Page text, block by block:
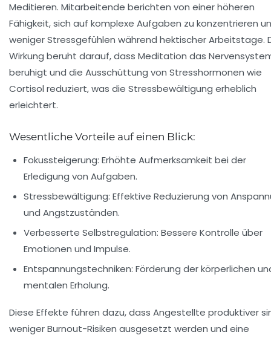
Meditieren. Mitarbeitende berichten von einer höheren
Fähigkeit, sich auf komplexe Aufgaben zu konzentrieren
weniger Stressgefühlen während hektischer Arbeitstage.
Wirkung beruht darauf, dass Meditation das
beruhigt und die Ausschüttung von Stresshormonen wie
Cortisol reduziert, was die Stressbewältigung erheblich
erleichtert.
Wesentliche Vorteile auf einen Blick:
Fokussteigerung: Erhöhte Aufmerksamkeit bei der
Erledigung von Aufgaben.
Stressbewältigung: Effektive Reduzierung von
und Angstzuständen.
Verbesserte Selbstregulation: Bessere Kontrolle über
Emotionen und Impulse.
Entspannungstechniken: Förderung der körperlichen
mentalen Erholung.
Diese Effekte führen dazu, dass Angestellte produktiver
weniger Burnout-Risiken ausgesetzt werden und eine